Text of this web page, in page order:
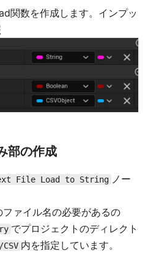
関数を作成します。インプッ
部の作成
File Load to String ノー
ァイル名の必要があるの
でプロジェクトのディレクト
内を指定しています。